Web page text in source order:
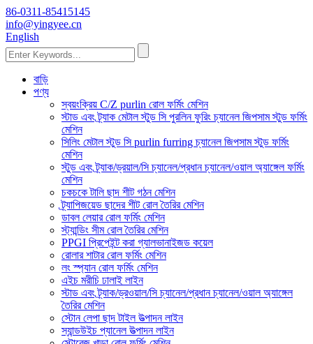
86-0311-85415145
info@yingyee.cn
English
বাড়ি
পণ্য
স্বয়ংক্রিয় C/Z purlin রোল ফর্মিং মেশিন
স্টাড এবং ট্র্যাক মেটাল স্টুড সি পুরলিন ফুরিং চ্যানেল জিপসাম স্টুড ফর্মিং
মেশিন
সিলিং মেটাল স্টুড সি purlin furring চ্যানেল জিপসাম স্টুড ফর্মিং
মেশিন
স্টুড এবং ট্র্যাক/ড্রয়াল/সি চ্যানেল/প্রধান চ্যানেল/ওয়াল অ্যাঙ্গেল ফর্মিং
মেশিন
চকচকে টালি ছাদ শীট গঠন মেশিন
ট্র্যাপিজয়েড ছাদের শীট রোল তৈরির মেশিন
ডাবল লেয়ার রোল ফর্মিং মেশিন
স্ট্যান্ডিং সীম রোল তৈরির মেশিন
PPGI প্রিপেইন্ট করা গ্যালভানাইজড কয়েল
রোলার শাটার রোল ফর্মিং মেশিন
লং স্প্যান রোল ফর্মিং মেশিন
এইচ মরীচি ঢালাই লাইন
স্টাড এবং ট্র্যাক/ড্রওয়াল/সি চ্যানেল/প্রধান চ্যানেল/ওয়াল অ্যাঙ্গেল
তৈরির মেশিন
স্টোন লেপা ছাদ টাইল উত্পাদন লাইন
স্যান্ডউইচ প্যানেল উত্পাদন লাইন